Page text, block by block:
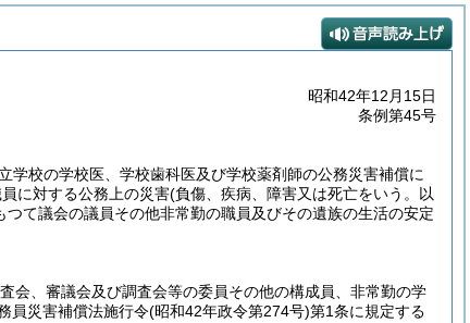
昭和42年12月15日
条例第45号
学校の学校医、学校歯科医及び学校薬剤師の公務災害補償に
に対する公務上の災害(負傷、疾病、障害又は死亡をいう。以
つて議会の議員その他非常勤の職員及びその遺族の生活の安定
会、審議会及び調査会等の委員その他の構成員、非常勤の学
員災害補償法施行令(昭和42年政令第274号)第1条に規定する